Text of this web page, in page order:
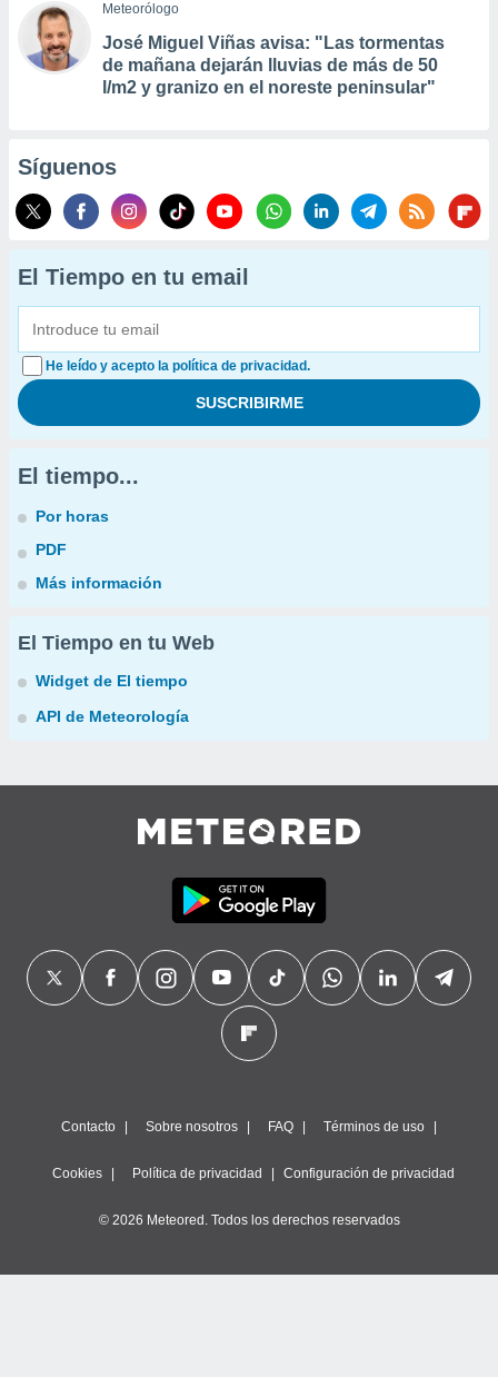
Meteorólogo
José Miguel Viñas avisa: "Las tormentas
de mañana dejarán lluvias de más de 50
l/m2 y granizo en el noreste peninsular"
Síguenos
El Tiempo en tu email
He leído y acepto la política de privacidad.
El tiempo...
Por horas
PDF
Más información
El Tiempo en tu Web
Widget de El tiempo
API de Meteorología
Contacto Sobre nosotros FAQ Términos de uso
Cookies Política de privacidad Configuración de privacidad
© 2026 Meteored. Todos los derechos reservados